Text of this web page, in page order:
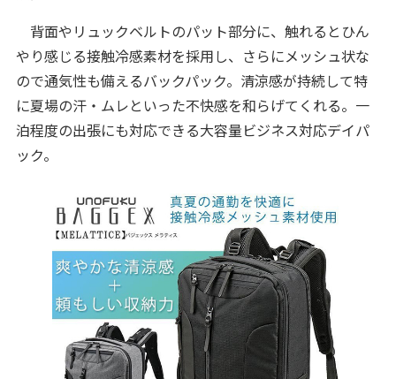
背面やリュックベルトのパット部分に、触れるとひん
やり感じる接触冷感素材を採用し、さらにメッシュ状な
ので通気性も備えるバックパック。清涼感が持続して特
に夏場の汗・ムレといった不快感を和らげてくれる。一
泊程度の出張にも対応できる大容量ビジネス対応デイパ
ック。